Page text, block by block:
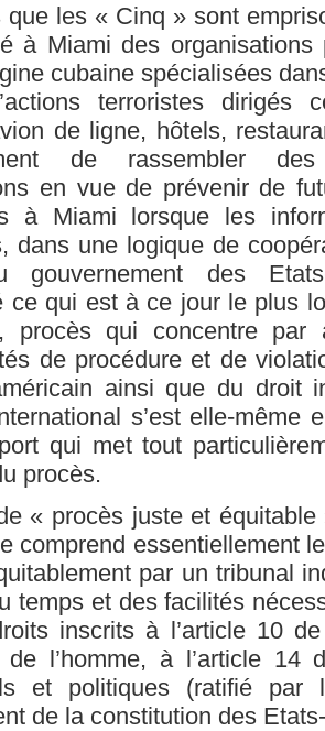
que les « Cinq » sont
à Miami des organisations
cubaine spécialisées
terroristes dirigés
de ligne, hôtels,
de rassembler
en vue de prévenir de
à Miami lorsque les
dans une logique de
gouvernement des
ce qui est à ce jour le plus
procès qui concentre par
de procédure et de
ainsi que du droit
s’est elle-même
qui met tout
procès.
« procès juste et
comprend essentiellement
par un tribunal
temps et des facilités
inscrits à l’article 10
l’homme, à l’article 14
et politiques (ratifié par
de la constitution des